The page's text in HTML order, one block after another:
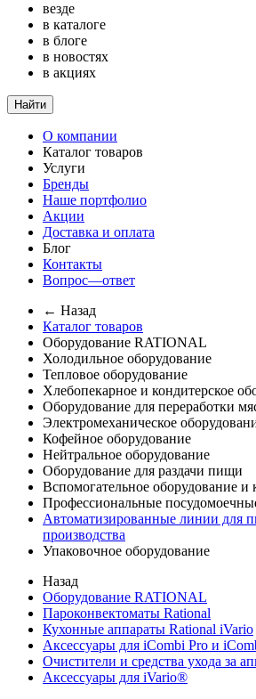
везде
в каталоге
в блоге
в новостях
в акциях
Найти
О компании
Каталог товаров
Услуги
Бренды
Наше портфолио
Акции
Доставка и оплата
Блог
Контакты
Вопрос—ответ
← Назад
Каталог товаров
Оборудование RATIONAL
Холодильное оборудование
Тепловое оборудование
Хлебопекарное и кондитерское
Оборудование для переработки
Электромеханическое
Кофейное оборудование
Нейтральное оборудование
Оборудование для раздачи пищи
Вспомогательное оборудование
Профессиональные
Автоматизированные линии для
производства
Упаковочное оборудование
Назад
Оборудование RATIONAL
Пароконвектоматы Rational
Кухонные аппараты Rational iVario
Аксессуары для iCombi Pro и
Очистители и средства ухода за
Аксессуары для iVario®